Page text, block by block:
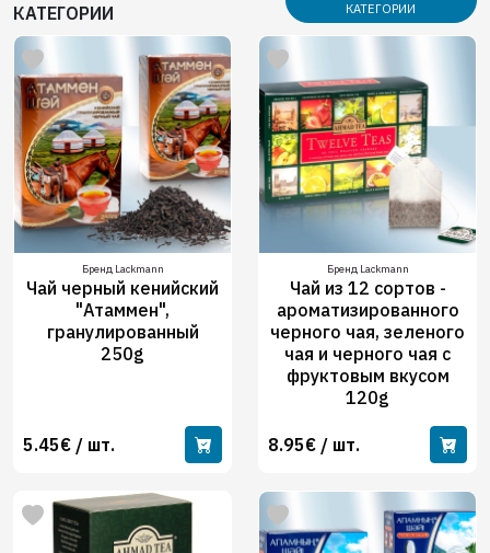
КАТЕГОРИИ
КАТЕГОРИИ
Бренд Lackmann
Чай черный кенийский
"Атаммен",
гранулированный
250g
5.45€ / шт.
Бренд Lackmann
Чай из 12 сортов -
ароматизированного
черного чая, зеленого
чая и черного чая с
фруктовым вкусом
120g
8.95€ / шт.